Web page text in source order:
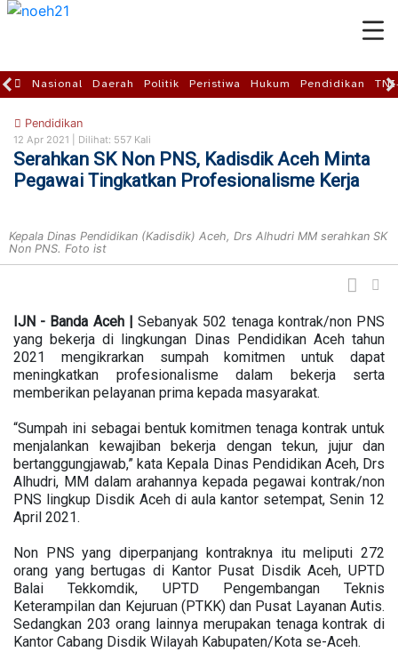
Nasional Daerah Politik Peristiwa Hukum Pendidikan
Pendidikan
12 Apr 2021 | Dilihat: 557 Kali
Serahkan SK Non PNS, Kadisdik Aceh Minta
Pegawai Tingkatkan Profesionalisme Kerja
Kepala Dinas Pendidikan (Kadisdik) Aceh, Drs Alhudri MM serahkan SK
Non PNS. Foto ist
IJN - Banda Aceh |Sebanyak 502 tenaga kontrak/non PNS
yang bekerja di lingkungan Dinas Pendidikan Aceh tahun
2021 mengikrarkan sumpah komitmen untuk dapat
meningkatkan profesionalisme dalam bekerja serta
memberikan pelayanan prima kepada masyarakat.
“Sumpah ini sebagai bentuk komitmen tenaga kontrak untuk
menjalankan kewajiban bekerja dengan tekun, jujur dan
bertanggungjawab,” kata Kepala Dinas Pendidikan Aceh, Drs
Alhudri, MM dalam arahannya kepada pegawai kontrak/non
PNS lingkup Disdik Aceh di aula kantor setempat, Senin 12
April 2021.
Non PNS yang diperpanjang kontraknya itu meliputi 272
orang yang bertugas di Kantor Pusat Disdik Aceh, UPTD
Balai Tekkomdik, UPTD Pengembangan Teknis
Keterampilan dan Kejuruan (PTKK) dan Pusat Layanan Autis.
Sedangkan 203 orang lainnya merupakan tenaga kontrak di
Kantor Cabang Disdik Wilayah Kabupaten/Kota se-Aceh.